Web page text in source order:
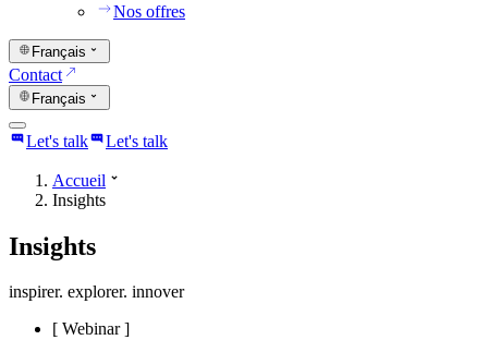
Nos offres
Français
Contact
Français
Let's talk Let's talk
Accueil
Insights
Insights
inspirer. explorer. innover
[ Webinar]